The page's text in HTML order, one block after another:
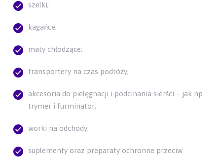
szelki;
kagańce;
maty chłodzące;
transportery na czas podróży;
akcesoria do pielęgnacji i podcinania sierści – jak np.
trymer i furminator;
worki na odchody;
suplementy oraz preparaty ochronne przeciw